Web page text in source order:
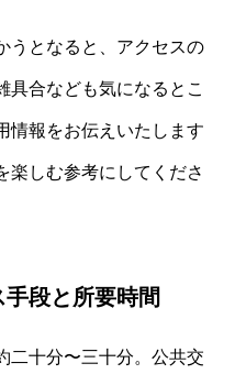
うとなると、アクセスの
具合なども気になるとこ
情報をお伝えいたします
楽しむ参考にしてくださ
段と所要時間
二十分〜三十分。公共交